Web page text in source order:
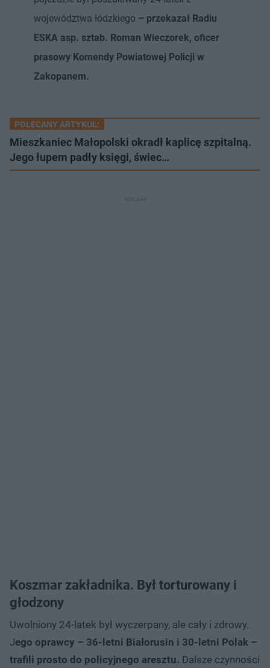
województwa łódzkiego – przekazał Radiu
ESKA asp. sztab. Roman Wieczorek, oficer
prasowy Komendy Powiatowej Policji w
Zakopanem.
POLECANY ARTYKUŁ:
Mieszkaniec Małopolski okradł kaplicę szpitalną.
Jego łupem padły księgi, świec…
Koszmar zakładnika. Był torturowany i
głodzony
Uwolniony 24-latek był wyczerpany, ale cały i zdrowy.
Jego oprawcy – 36-letni Białorusin i 30-letni Polak –
trafili prosto do policyjnego aresztu. Dalsze czynności